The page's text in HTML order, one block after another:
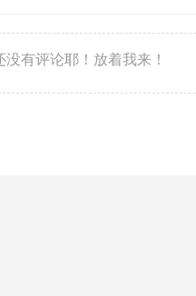
没有评论耶！放着我来！